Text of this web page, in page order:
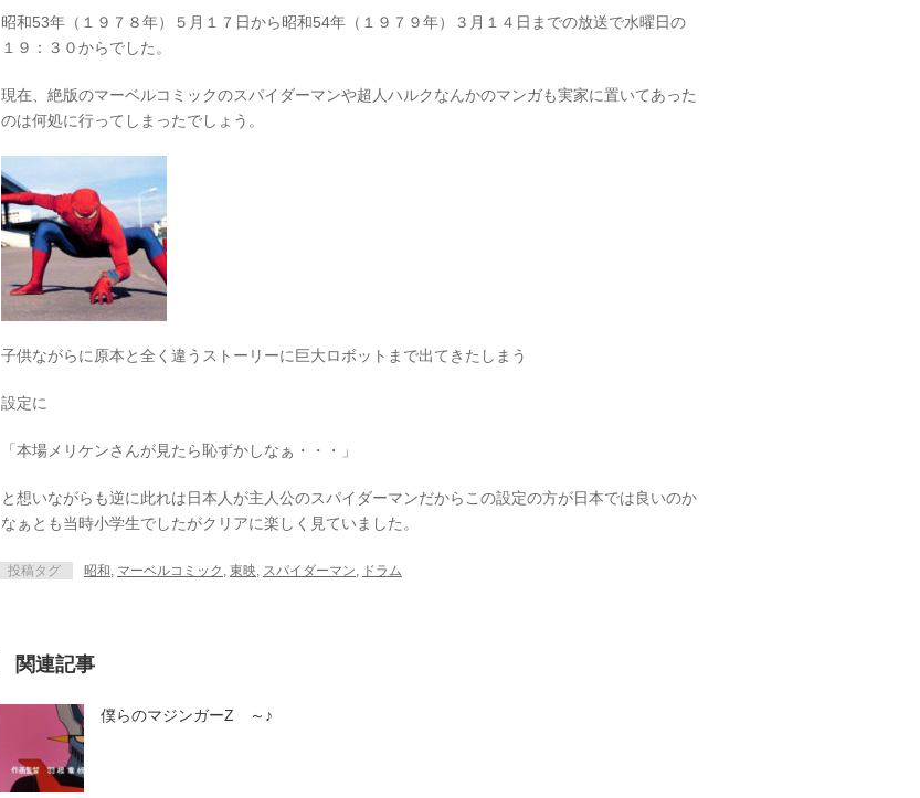
昭和53年（１９７８年）５月１７日から昭和54年（１９７９年）３月１４日までの放送で水曜日の
１９：３０からでした。
現在、絶版のマーベルコミックのスパイダーマンや超人ハルクなんかのマンガも実家に置いてあった
のは何処に行ってしまったでしょう。
子供ながらに原本と全く違うストーリーに巨大ロボットまで出てきたしまう
設定に
「本場メリケンさんが見たら恥ずかしなぁ・・・」
と想いながらも逆に此れは日本人が主人公のスパイダーマンだからこの設定の方が日本では良いのか
なぁとも当時小学生でしたがクリアに楽しく見ていました。
投稿タグ 昭和, マーベルコミック , 東映, スパイダーマン, ドラム
関連記事
僕らのマジンガーZ ～♪